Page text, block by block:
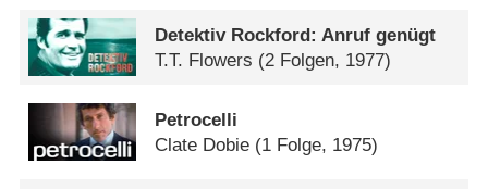
Detektiv Rockford: Anruf genügt
T.T. Flowers (2 Folgen, 1977)
Petrocelli
Clate Dobie (1 Folge, 1975)